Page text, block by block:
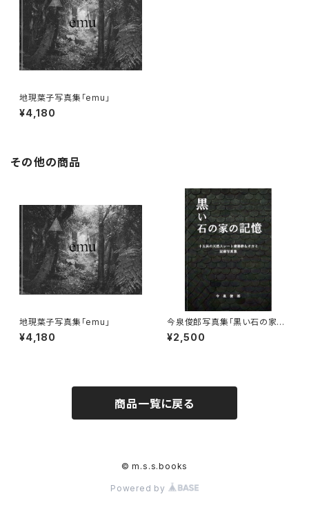
地現葉子写真集「emu」
¥4,180
その他の商品
地現葉子写真集「emu」
¥4,180
今泉俊郎写真集「黒い石の家の
記憶 十五浜の天然スレート建
築群＆オカミ 記録写真集」
¥2,500
商品一覧に戻る
© m.s.s.books
Powered by